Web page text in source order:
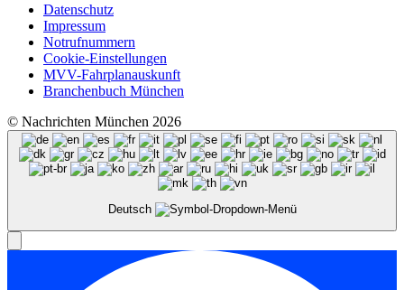
Datenschutz
Impressum
Notrufnummern
Cookie-Einstellungen
MVV-Fahrplanauskunft
Branchenbuch München
© Nachrichten München 2026
Deutsch